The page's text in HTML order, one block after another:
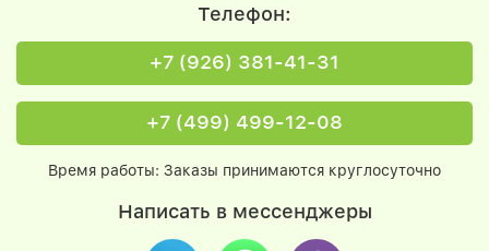
Телефон:
+7 (926) 381-41-31
+7 (499) 499-12-08
Время работы: Заказы принимаются круглосуточно
Написать в мессенджеры